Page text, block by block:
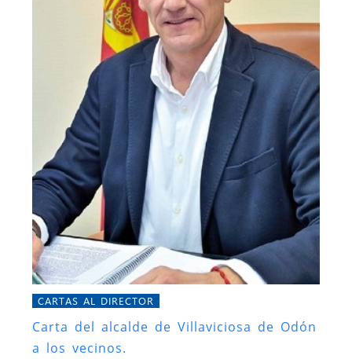
CARTAS AL DIRECTOR
Carta del alcalde de Villaviciosa de Odón
a los vecinos.